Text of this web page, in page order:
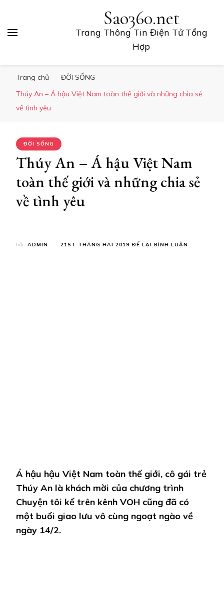
Sao360.net
Trang Thông Tin Điện Tử Tổng
Hợp
Trang chủ
ĐỜI SỐNG
Thúy An – Á hậu Việt Nam toàn thế giới và những chia sẻ
về tình yêu
ĐỜI SỐNG
Thúy An – Á hậu Việt Nam
toàn thế giới và những chia sẻ
về tình yêu
bởi ADMIN 21ST THÁNG HAI 2019 ĐỂ LẠI BÌNH LUẬN
Á hậu hậu Việt Nam toàn thế giới, cô gái trẻ
Thúy An là khách mời của chương trình
Chuyện tôi kể trên kênh VOH cũng đã có
một buổi giao lưu vô cùng ngoạt ngào về
ngày 14/2.